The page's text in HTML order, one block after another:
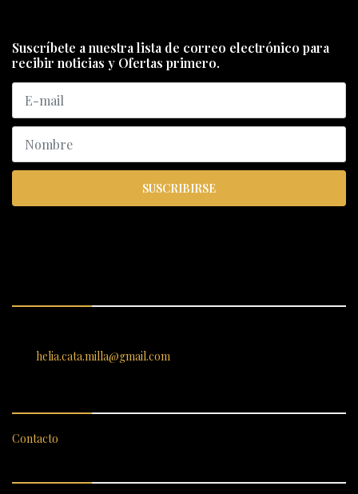
Suscríbete a nuestra lista de correo electrónico para
recibir noticias y Ofertas primero.
SUSCRIBIRSE
helia.cata.milla@gmail.com
Contacto